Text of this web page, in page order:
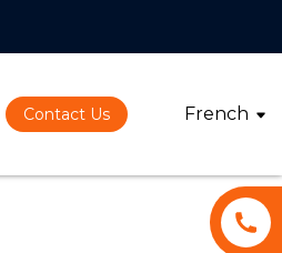
Contact Us French